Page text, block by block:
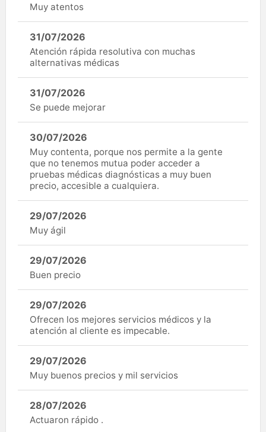
Muy atentos
31/07/2026
Atención rápida resolutiva con muchas
alternativas médicas
31/07/2026
Se puede mejorar
30/07/2026
Muy contenta, porque nos permite a la gente
que no tenemos mutua poder acceder a
pruebas médicas diagnósticas a muy buen
precio, accesible a cualquiera.
29/07/2026
Muy ágil
29/07/2026
Buen precio
29/07/2026
Ofrecen los mejores servicios médicos y la
atención al cliente es impecable.
29/07/2026
Muy buenos precios y mil servicios
28/07/2026
Actuaron rápido .